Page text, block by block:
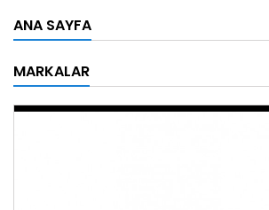
ANA SAYFA
MARKALAR